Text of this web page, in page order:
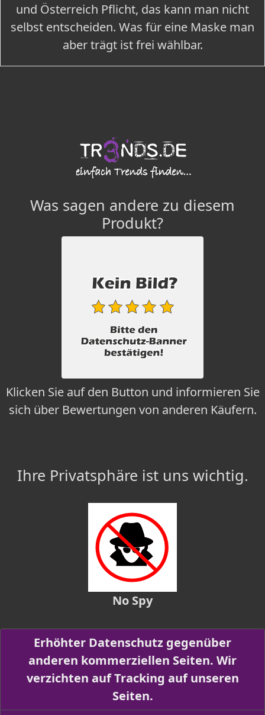
und Österreich Pflicht, das kann man nicht
selbst entscheiden. Was für eine Maske man
aber trägt ist frei wählbar.
Was sagen andere zu diesem
Produkt?
Klicken Sie auf den Button und informieren Sie
sich über Bewertungen von anderen Käufern.
Ihre Privatsphäre ist uns wichtig.
No Spy
Erhöhter Datenschutz gegenüber
anderen kommerziellen Seiten. Wir
verzichten auf Tracking auf unseren
Seiten.